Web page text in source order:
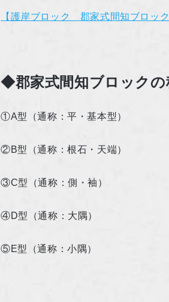
【護岸ブロック 郡家式間知ブロッ
◆郡家式間知ブロックの
①A型（通称：平・基本型）
②B型（通称：根石・天端）
③C型（通称：側・袖）
④D型（通称：大隅）
⑤E型（通称：小隅）